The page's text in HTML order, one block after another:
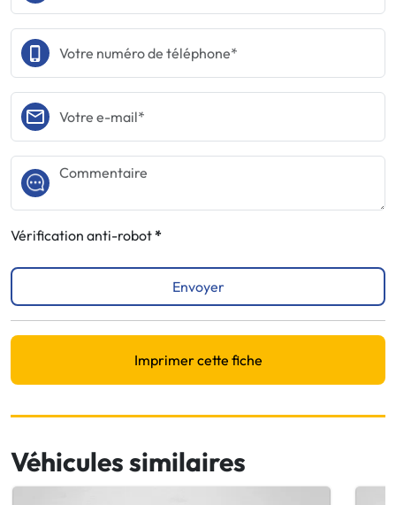
Vérification anti-robot
Envoyer
Imprimer cette fiche
Véhicules similaires